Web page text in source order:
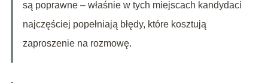
są poprawne – właśnie w tych miejscach kandydaci
najczęściej popełniają błędy, które kosztują
zaproszenie na rozmowę.